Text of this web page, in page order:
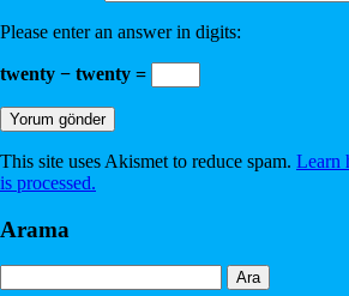
Please enter an answer in digits:
twenty − twenty =
This site uses Akismet to reduce spam. Learn
is processed.
Arama